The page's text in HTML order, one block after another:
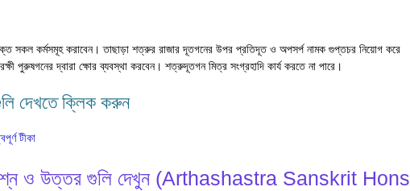
সকল কর্মসমূহ করাবেন। তাছাড়া শত্রুর রাজার দূতগনের উপর প্রতিদূত ও অপসর্প নামক গুপ্তচর নিয়োগ করে
পুরুষগনের দ্বারা ক্ষোর ব্যবস্থা করবেন। শত্রুদূতগন মিত্র সংগ্রহাদি কার্য করতে না পারে।
দেখতে ক্লিক করুন
টীকা
ও উত্তর গুলি দেখুন (Arthashastra Sanskrit Hons